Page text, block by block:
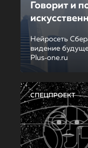
Говорит и
Нейросеть
видение
Plus‑one.ru
СПЕЦПРОЕКТ